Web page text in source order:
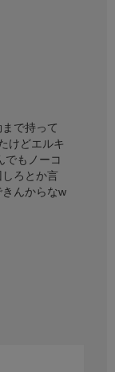
で持って
けどエルキ
でもノーコ
ろとか言
んからなw